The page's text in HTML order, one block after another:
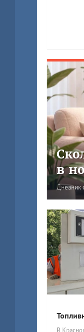
в
Дневник
В